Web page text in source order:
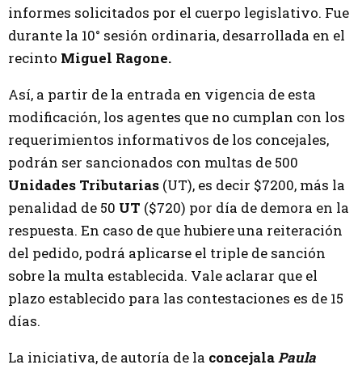
informes solicitados por el cuerpo legislativo. Fue
durante la 10° sesión ordinaria, desarrollada en el
recinto Miguel Ragone.
Así, a partir de la entrada en vigencia de esta
modificación, los agentes que no cumplan con los
requerimientos informativos de los concejales,
podrán ser sancionados con multas de 500
Unidades Tributarias (UT), es decir $7200, más la
penalidad de 50 UT ($720) por día de demora en la
respuesta. En caso de que hubiere una reiteración
del pedido, podrá aplicarse el triple de sanción
sobre la multa establecida. Vale aclarar que el
plazo establecido para las contestaciones es de 15
días.
La iniciativa, de autoría de la concejalaPaula